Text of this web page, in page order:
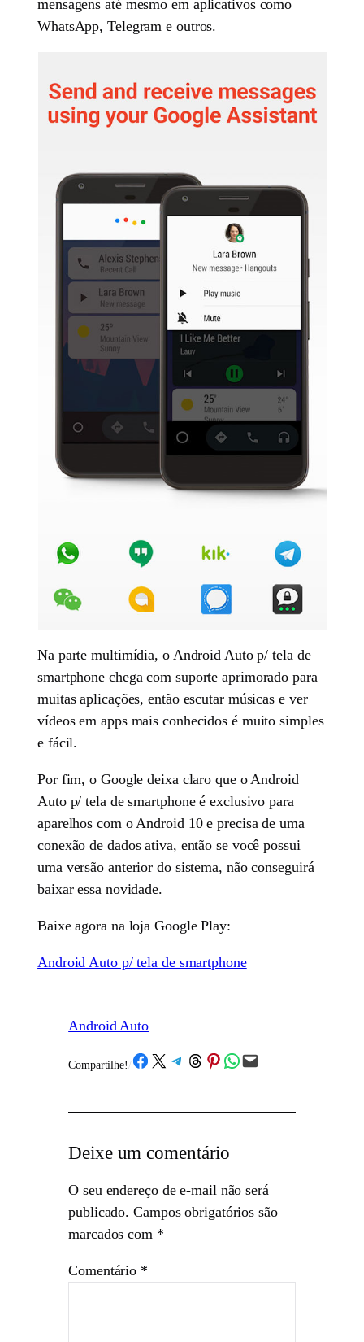
mensagens até mesmo em aplicativos como
WhatsApp, Telegram e outros.
Na parte multimídia, o Android Auto p/ tela de
smartphone chega com suporte aprimorado para
muitas aplicações, então escutar músicas e ver
vídeos em apps mais conhecidos é muito simples
e fácil.
Por fim, o Google deixa claro que o Android
Auto p/ tela de smartphone é exclusivo para
aparelhos com o Android 10 e precisa de uma
conexão de dados ativa, então se você possui
uma versão anterior do sistema, não conseguirá
baixar essa novidade.
Baixe agora na loja Google Play:
Android Auto p/ tela de smartphone
Android Auto
Compartilhe! /Share on Facebook
Share on X Share on Telegram
Share on Threads
Share on Pinterest
Share on WhatsApp
Email this Page
Deixe um comentário
O seu endereço de e-mail não será
publicado. Campos obrigatórios são
marcados com *
Comentário *